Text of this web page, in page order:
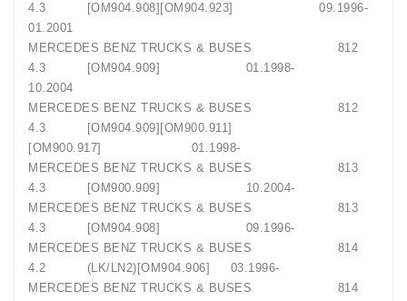
4.3 [OM904.908][OM904.923] 09.1996-
01.2001
MERCEDES BENZ TRUCKS & BUSES 812
4.3 [OM904.909] 01.1998-
10.2004
MERCEDES BENZ TRUCKS & BUSES 812
4.3 [OM904.909][OM900.911]
[OM900.917] 01.1998-
MERCEDES BENZ TRUCKS & BUSES 813
4.3 [OM900.909] 10.2004-
MERCEDES BENZ TRUCKS & BUSES 813
4.3 [OM904.908] 09.1996-
MERCEDES BENZ TRUCKS & BUSES 814
4.2 (LK/LN2)[OM904.906] 03.1996-
MERCEDES BENZ TRUCKS & BUSES 814